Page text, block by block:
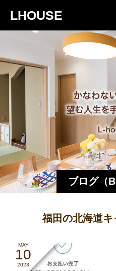
LHOUSE
ブログ（
エル
福田の北海道
MAY
10
2023